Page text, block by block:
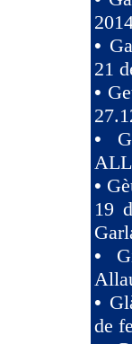
•
21
•
•
•
19
•
•
de